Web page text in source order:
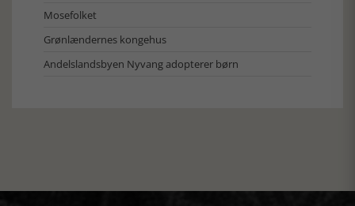
Mosefolket
Grønlændernes kongehus
Andelslandsbyen Nyvang adopterer børn